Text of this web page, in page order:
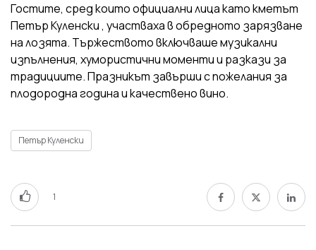
Гостите, сред които официални лица като кметът
Петър Куленски , участваха в обредното зарязване
на лозята. Тържеството включваше музикални
изпълнения, хумористични моменти и разкази за
традициите. Празникът завърши с пожелания за
плодородна година и качествено вино.
Петър Куленски
1